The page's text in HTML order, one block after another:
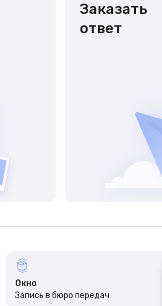
Заказать
ответ
Окно
Запись в бюро передач